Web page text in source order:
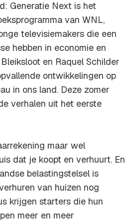
Generatie Next is het
van WNL,
televisiemakers die een
hebben in economie en
en Raquel Schilder
ontwikkelingen op
in ons land. Deze zomer
verhalen uit het eerste
maar wel
dat je koopt en verhuurt. En
belastingstelsel is
van huizen nog
krijgen starters die hun
meer en meer